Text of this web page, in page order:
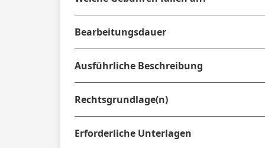
Bearbeitungsdauer
Ausführliche Beschreibung
Rechtsgrundlage(n)
Erforderliche Unterlagen